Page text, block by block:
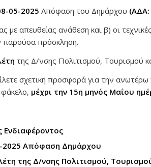
05-2025 Απόφαση του Δημάρχου
με απευθείας ανάθεση και β) οι
παρούσα πρόσκληση.
της Δ/νσης Πολιτισμού, Τουρισμού
σχετική προσφορά για την
μέχρι την 15η μηνός Μαΐου
2025 Απόφαση Δημάρχου
της Δ/νσης Πολιτισμού,